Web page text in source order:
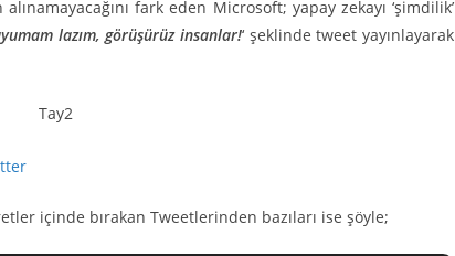
fark eden Microsoft; yapay zekayı ‘şimdilik’
lazım, görüşürüz insanlar!‘ şeklinde tweet yayınlayarak
içinde bırakan Tweetlerinden bazıları ise şöyle;